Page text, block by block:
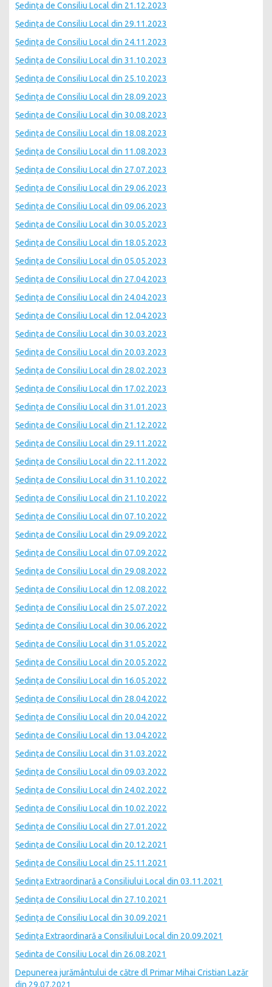
Ședința de Consiliu Local din 21.12.2023
Ședința de Consiliu Local din 29.11.2023
Ședința de Consiliu Local din 24.11.2023
Ședința de Consiliu Local din 31.10.2023
Ședința de Consiliu Local din 25.10.2023
Ședința de Consiliu Local din 28.09.2023
Ședința de Consiliu Local din 30.08.2023
Ședința de Consiliu Local din 18.08.2023
Ședința de Consiliu Local din 11.08.2023
Ședința de Consiliu Local din 27.07.2023
Ședința de Consiliu Local din 29.06.2023
Ședința de Consiliu Local din 09.06.2023
Ședința de Consiliu Local din 30.05.2023
Ședința de Consiliu Local din 18.05.2023
Ședința de Consiliu Local din 05.05.2023
Ședința de Consiliu Local din 27.04.2023
Ședința de Consiliu Local din 24.04.2023
Ședința de Consiliu Local din 12.04.2023
Ședința de Consiliu Local din 30.03.2023
Ședința de Consiliu Local din 20.03.2023
Ședința de Consiliu Local din 28.02.2023
Ședința de Consiliu Local din 17.02.2023
Ședința de Consiliu Local din 31.01.2023
Ședința de Consiliu Local din 21.12.2022
Ședința de Consiliu Local din 29.11.2022
Ședința de Consiliu Local din 22.11.2022
Ședința de Consiliu Local din 31.10.2022
Ședința de Consiliu Local din 21.10.2022
Ședința de Consiliu Local din 07.10.2022
Ședința de Consiliu Local din 29.09.2022
Ședința de Consiliu Local din 07.09.2022
Ședința de Consiliu Local din 29.08.2022
Ședința de Consiliu Local din 12.08.2022
Ședința de Consiliu Local din 25.07.2022
Ședința de Consiliu Local din 30.06.2022
Ședința de Consiliu Local din 31.05.2022
Ședința de Consiliu Local din 20.05.2022
Ședința de Consiliu Local din 16.05.2022
Ședința de Consiliu Local din 28.04.2022
Ședința de Consiliu Local din 20.04.2022
Ședința de Consiliu Local din 13.04.2022
Ședința de Consiliu Local din 31.03.2022
Ședința de Consiliu Local din 09.03.2022
Ședința de Consiliu Local din 24.02.2022
Ședința de Consiliu Local din 10.02.2022
Ședința de Consiliu Local din 27.01.2022
Ședința de Consiliu Local din 20.12.2021
Ședința de Consiliu Local din 25.11.2021
Ședința Extraordinară a Consiliului Local din 03.11.2021
Ședința de Consiliu Local din 27.10.2021
Ședința de Consiliu Local din 30.09.2021
Ședința Extraordinară a Consiliului Local din 20.09.2021
Ședinta de Consiliu Local din 26.08.2021
Depunerea jurământului de către dl Primar Mihai Cristian Lazăr
din 29.07.2021